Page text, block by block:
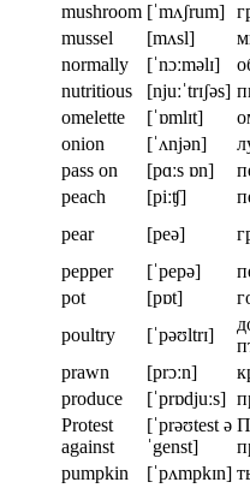
mushroom [ˈmʌʃrum]
mussel
[mʌsl]
normally
[ˈnɔːməlɪ]
nutritious
[njuːˈtrɪʃəs]
omelette
[ˈɒmlɪt]
onion
[ˈʌnjən]
pass on
[pɑːs ɒn]
peach
[piːʧ]
pear
[peə]
pepper
[ˈpepə]
pot
[pɒt]
poultry
[ˈpəʊltrɪ]
prawn
[prɔːn]
produce
[ˈprɒdjuːs]
Protest
against
[ˈprəʊtest ə
ˈgenst]
pumpkin
[ˈpʌmpkɪn]